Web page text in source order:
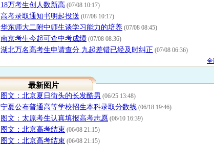
18万考生创人数新高 (07/08 10:17)
高考录取通知书明起投送 (07/08 10:17)
华东师大二附中师生谈学习能力的培养 (07/08 08:45)
南京考生今起可查中考成绩 (07/08 08:36)
湖北万名高考生申请查分 九起差错已经及时纠正 (07/08 06:36)
最新图片
图文：北京夏日街头的长发酷男 (06/25 13:48)
宁夏公布普通高等学校招生本科录取分数线 (06/18 19:46)
图文：太原考生认真填报高考志愿 (06/10 16:39)
图文：北京高考结束 (06/08 21:15)
图文：北京高考结束 (06/08 21:15)